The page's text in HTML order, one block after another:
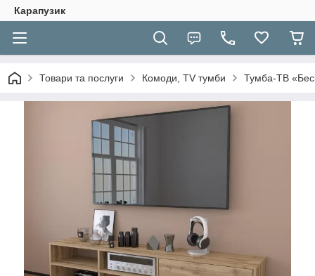
Карапузик
Товари та послуги Комоди, TV тумби Тумба-ТВ